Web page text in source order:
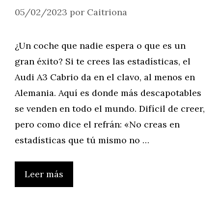
05/02/2023 por Caitriona
¿Un coche que nadie espera o que es un
gran éxito? Si te crees las estadísticas, el
Audi A3 Cabrio da en el clavo, al menos en
Alemania. Aquí es donde más descapotables
se venden en todo el mundo. Difícil de creer,
pero como dice el refrán: «No creas en
estadísticas que tú mismo no …
Leer más